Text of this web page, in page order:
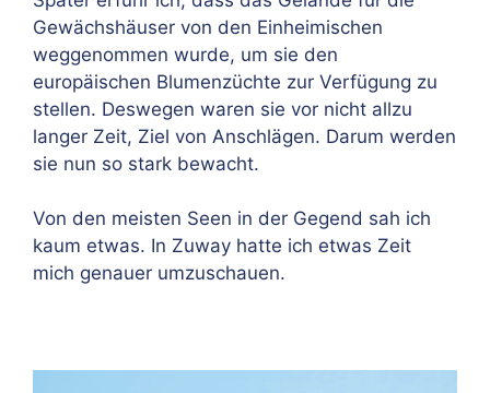
Gewächshäuser von den Einheimischen
weggenommen wurde, um sie den
europäischen Blumenzüchte zur Verfügung zu
stellen. Deswegen waren sie vor nicht allzu
langer Zeit, Ziel von Anschlägen. Darum werden
sie nun so stark bewacht.
Von den meisten Seen in der Gegend sah ich
kaum etwas. In Zuway hatte ich etwas Zeit
mich genauer umzuschauen.